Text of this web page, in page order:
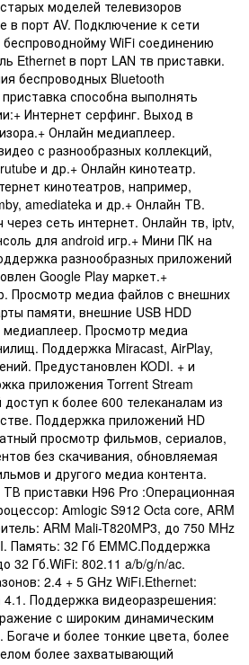
моделей телевизоров
в порт AV. Подключение к сети
WiFi соединению
Ethernet в порт LAN тв приставки.
беспроводных Bluetooth
способна выполнять
Интернет серфинг. Выход в
Онлайн медиаплеер.
с разнообразных коллекций,
и др.+ Онлайн кинотеатр.
кинотеатров, например,
amediateka и др.+ Онлайн ТВ.
сеть интернет. Онлайн тв, iptv,
для android игр.+ Мини ПК на
разнообразных приложений
Google Play маркет.+
Просмотр медиа файлов с внешних
памяти, внешние USB HDD
медиаплеер. Просмотр медиа
Поддержка Miracast, AirPlay,
Предустановлен KODI. + и
приложения Torrent Stream
к более 600 телеканалам из
Поддержка приложений HD
просмотр фильмов, сериалов,
без скачивания, обновляемая
и другого медиа контента.
приставки H96 Pro :Операционная
Amlogic S912 Octa core, ARM
ARM Mali-T820MP3, до 750 MHz
Память: 32 Гб EMMC.Поддержка
32 Гб.WiFi: 802.11 a/b/g/n/ac.
2.4 + 5 GHz WiFi.Ethernet:
4.1. Поддержка видеоразрешения:
с широким динамическим
и более тонкие цвета, более
более захватывающий